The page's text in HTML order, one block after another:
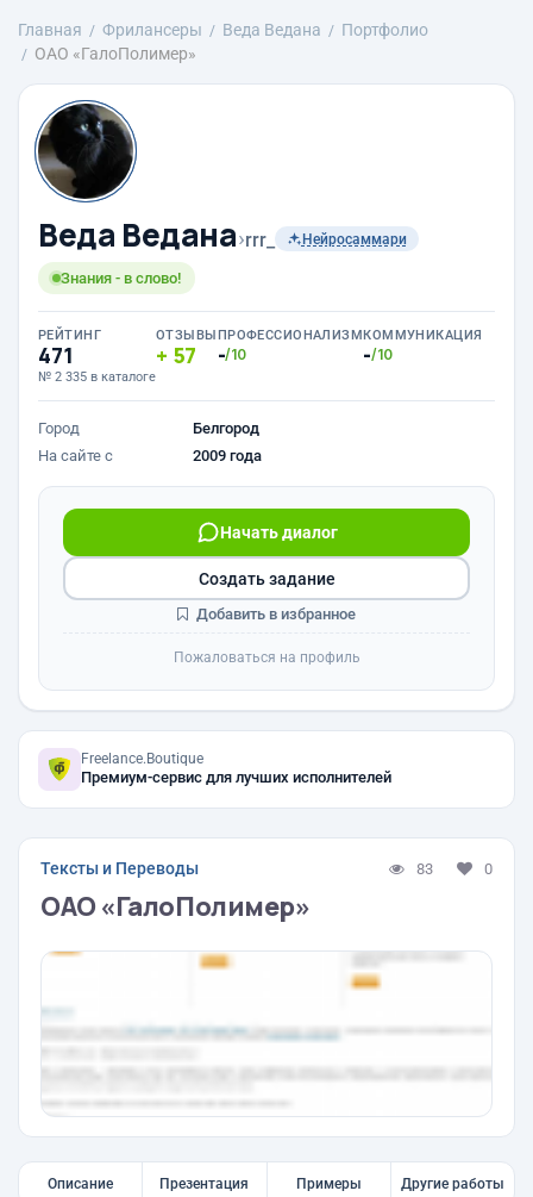
Главная Фрилансеры Веда Ведана
Портфолио
ОАО «ГалоПолимер»
Веда Ведана›rrr_ Нейросаммари
Знания - в слово!
РЕЙТИНГ
471
№ 2 335 в каталоге
ОТЗЫВЫ
57
ПРОФЕССИОНАЛИЗМ
-/10
КОММУНИКАЦИЯ
-/10
Город
Белгород
На сайте с
2009 года
Начать диалог
Создать задание
Добавить в избранное
Пожаловаться на профиль
Freelance.Boutique
Премиум-сервис для лучших исполнителей
Тексты и Переводы 83 0
ОАО «ГалоПолимер»
Описание Презентация Примеры Другие работы